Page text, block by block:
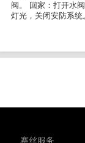
阀。 回家：打开水
灯光，关闭安防系统
赛丝服务